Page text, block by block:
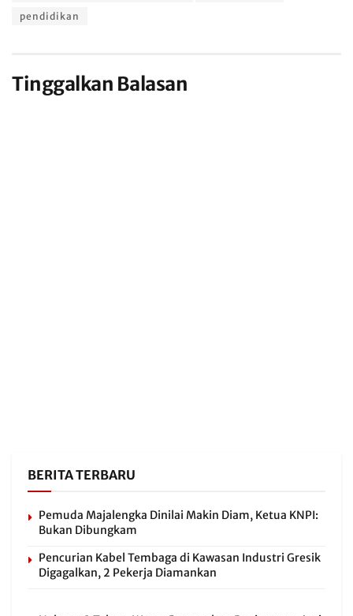
pendidikan
Tinggalkan Balasan
BERITA TERBARU
Pemuda Majalengka Dinilai Makin Diam, Ketua KNPI:
Bukan Dibungkam
Pencurian Kabel Tembaga di Kawasan Industri Gresik
Digagalkan, 2 Pekerja Diamankan